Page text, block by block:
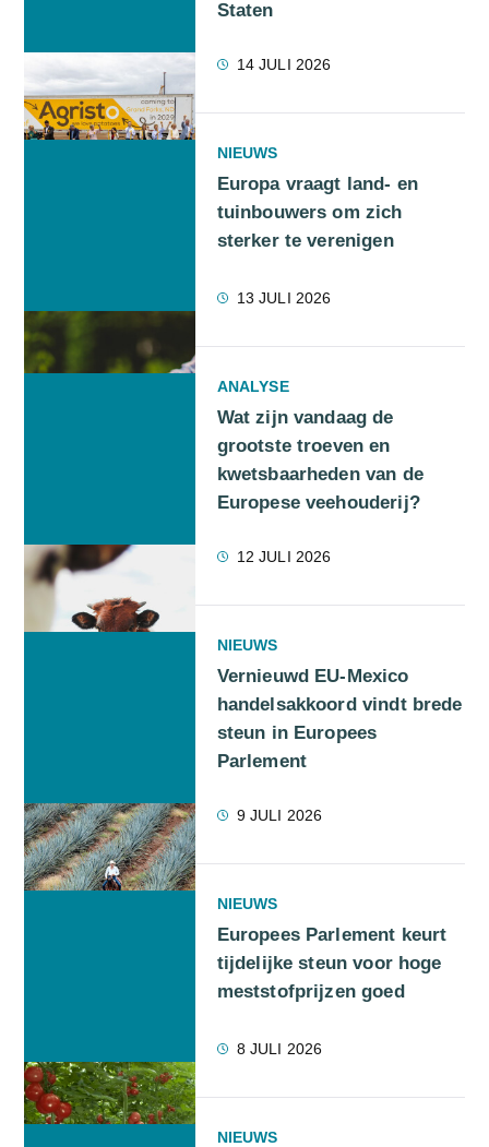
Staten
14 JULI 2026
NIEUWS
Europa vraagt land- en
tuinbouwers om zich
sterker te verenigen
13 JULI 2026
ANALYSE
Wat zijn vandaag de
grootste troeven en
kwetsbaarheden van de
Europese veehouderij?
12 JULI 2026
NIEUWS
Vernieuwd EU-Mexico
handelsakkoord vindt brede
steun in Europees
Parlement
9 JULI 2026
NIEUWS
Europees Parlement keurt
tijdelijke steun voor hoge
meststofprijzen goed
8 JULI 2026
NIEUWS